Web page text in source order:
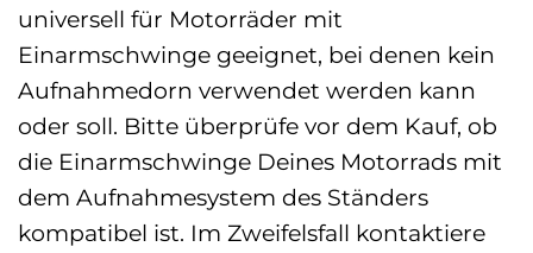
universell für Motorräder mit
Einarmschwinge geeignet, bei denen kein
Aufnahmedorn verwendet werden kann
oder soll. Bitte überprüfe vor dem Kauf, ob
die Einarmschwinge Deines Motorrads mit
dem Aufnahmesystem des Ständers
kompatibel ist. Im Zweifelsfall kontaktiere